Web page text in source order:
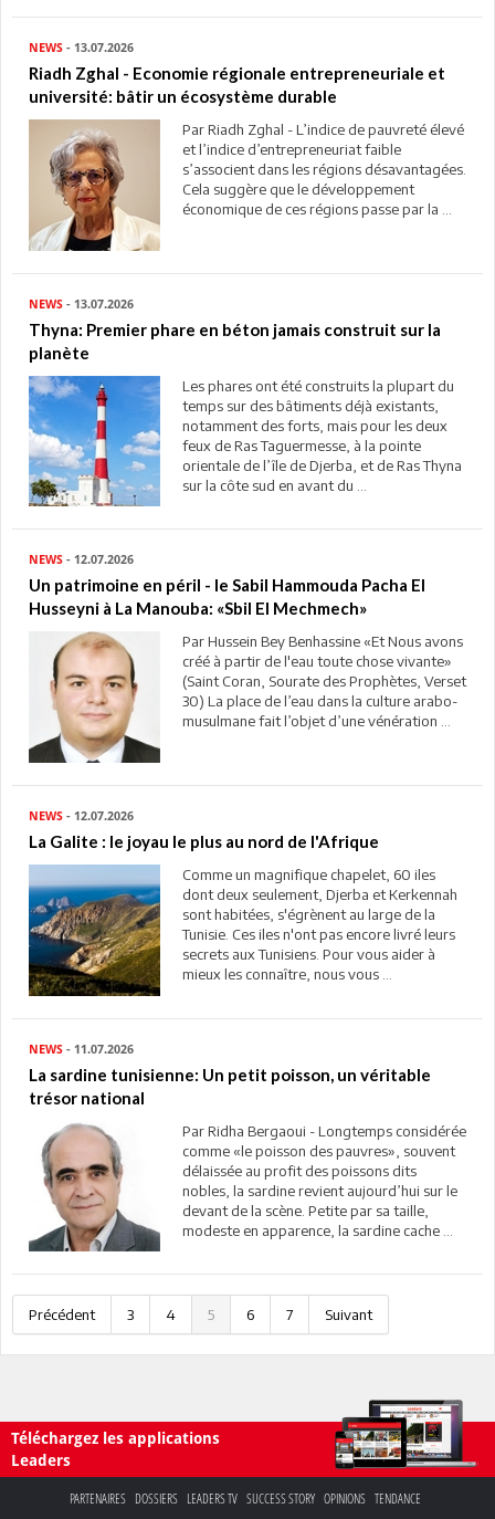
NEWS - 13.07.2026
Riadh Zghal - Economie régionale entrepreneuriale et
université: bâtir un écosystème durable
Par Riadh Zghal - L’indice de pauvreté élevé
et l’indice d’entrepreneuriat faible
s’associent dans les régions désavantagées.
Cela suggère que le développement
économique de ces régions passe par la ...
NEWS - 13.07.2026
Thyna: Premier phare en béton jamais construit sur la
planète
Les phares ont été construits la plupart du
temps sur des bâtiments déjà existants,
notamment des forts, mais pour les deux
feux de Ras Taguermesse, à la pointe
orientale de l’île de Djerba, et de Ras Thyna
sur la côte sud en avant du ...
NEWS - 12.07.2026
Un patrimoine en péril - le Sabil Hammouda Pacha El
Husseyni à La Manouba: «Sbil El Mechmech»
Par Hussein Bey Benhassine «Et Nous avons
créé à partir de l'eau toute chose vivante»
(Saint Coran, Sourate des Prophètes, Verset
30) La place de l’eau dans la culture arabo-
musulmane fait l’objet d’une vénération ...
NEWS - 12.07.2026
La Galite : le joyau le plus au nord de l'Afrique
Comme un magnifique chapelet, 60 iles
dont deux seulement, Djerba et Kerkennah
sont habitées, s'égrènent au large de la
Tunisie. Ces iles n'ont pas encore livré leurs
secrets aux Tunisiens. Pour vous aider à
mieux les connaître, nous vous ...
NEWS - 11.07.2026
La sardine tunisienne: Un petit poisson, un véritable
trésor national
Par Ridha Bergaoui - Longtemps considérée
comme «le poisson des pauvres», souvent
délaissée au profit des poissons dits
nobles, la sardine revient aujourd’hui sur le
devant de la scène. Petite par sa taille,
modeste en apparence, la sardine cache ...
Précédent 3 4 5 6 7 Suivant
Téléchargez les applications
Leaders
PARTENAIRES DOSSIERS LEADERS TV SUCCESS STORY OPINIONS TENDANCE